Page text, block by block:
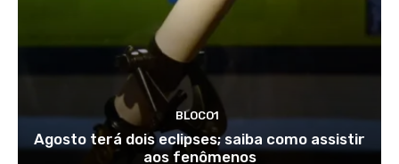
BLOCO1
Agosto terá dois eclipses; saiba como assistir
aos fenômenos